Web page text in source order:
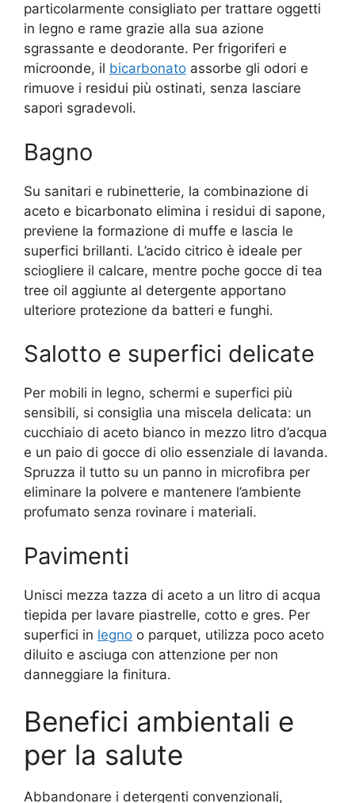
particolarmente consigliato per trattare oggetti
in legno e rame grazie alla sua azione
sgrassante e deodorante. Per frigoriferi e
microonde, il bicarbonato assorbe gli odori e
rimuove i residui più ostinati, senza lasciare
sapori sgradevoli.
Bagno
Su sanitari e rubinetterie, la combinazione di
aceto e bicarbonato elimina i residui di sapone,
previene la formazione di muffe e lascia le
superfici brillanti. L’acido citrico è ideale per
sciogliere il calcare, mentre poche gocce di tea
tree oil aggiunte al detergente apportano
ulteriore protezione da batteri e funghi.
Salotto e superfici delicate
Per mobili in legno, schermi e superfici più
sensibili, si consiglia una miscela delicata: un
cucchiaio di aceto bianco in mezzo litro d’acqua
e un paio di gocce di olio essenziale di lavanda.
Spruzza il tutto su un panno in microfibra per
eliminare la polvere e mantenere l’ambiente
profumato senza rovinare i materiali.
Pavimenti
Unisci mezza tazza di aceto a un litro di acqua
tiepida per lavare piastrelle, cotto e gres. Per
superfici in legno o parquet, utilizza poco aceto
diluito e asciuga con attenzione per non
danneggiare la finitura.
Benefici ambientali e
per la salute
Abbandonare i detergenti convenzionali,